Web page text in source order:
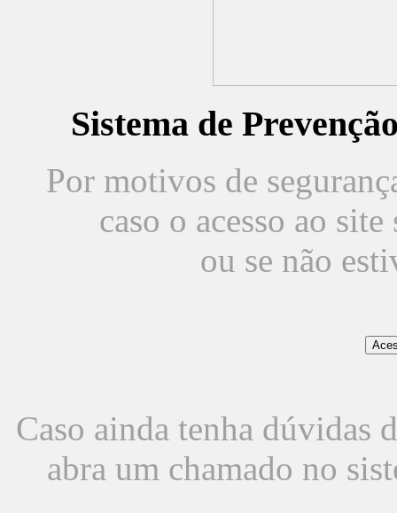
Sistema de
Por motivos de
caso o acesso ao
ou se não
Caso ainda tenha dúvidas
abra um chamado no